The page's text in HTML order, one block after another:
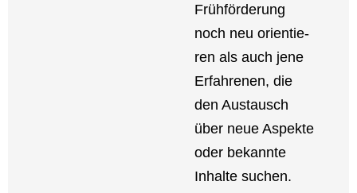
Früh­för­de­rung
noch neu ori­en­tie­
ren als auch jene
Erfah­re­nen, die
den Aus­tausch
über neue Aspek­te
oder bekann­te
Inhal­te suchen.